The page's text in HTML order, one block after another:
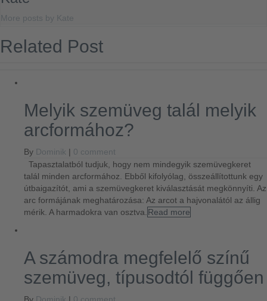
More posts by Kate
Related Post
Melyik szemüveg talál melyik
arcformához?
By Dominik | 0 comment
Tapasztalatból tudjuk, hogy nem mindegyik szemüvegkeret
talál minden arcformához. Ebből kifolyólag, összeállítottunk egy
útbaigazítót, ami a szemüvegkeret kiválasztását megkönnyíti. Az
arc formájának meghatározása: Az arcot a hajvonalától az állig
mérik. A harmadokra van osztva. Read more
A számodra megfelelő színű
szemüveg, típusodtól függően
By Dominik | 0 comment